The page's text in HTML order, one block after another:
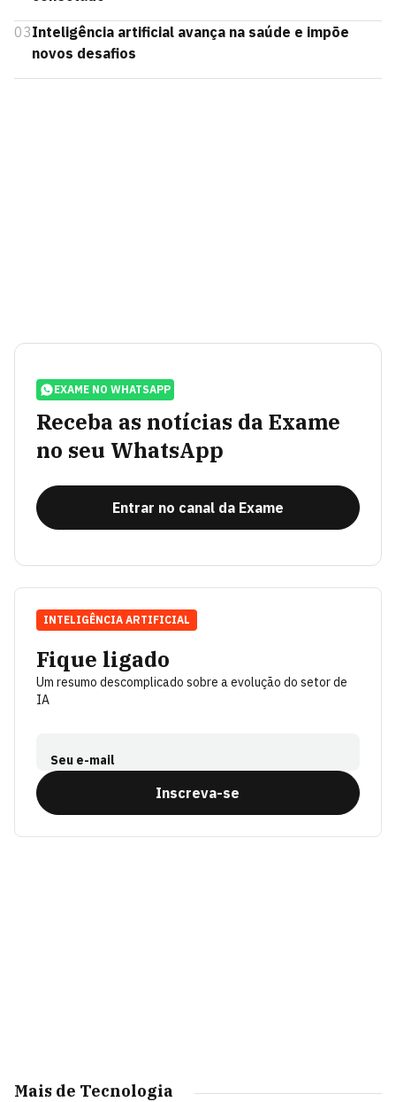
03Inteligência artificial avança na saúde e impõe
novos desafios
EXAME NO WHATSAPP
Receba as notícias da Exame
no seu WhatsApp
Entrar no canal da Exame
Fique ligado
Um resumo descomplicado sobre a evolução do setor de
IA
Seu e-mail
Inscreva-se
INTELIGÊNCIA ARTIFICIAL
Mais de Tecnologia